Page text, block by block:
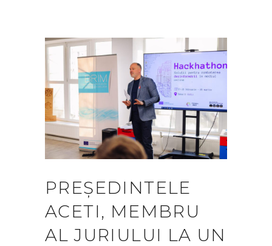
PREȘEDINTELE
ACETI, MEMBRU
AL JURIULUI LA UN